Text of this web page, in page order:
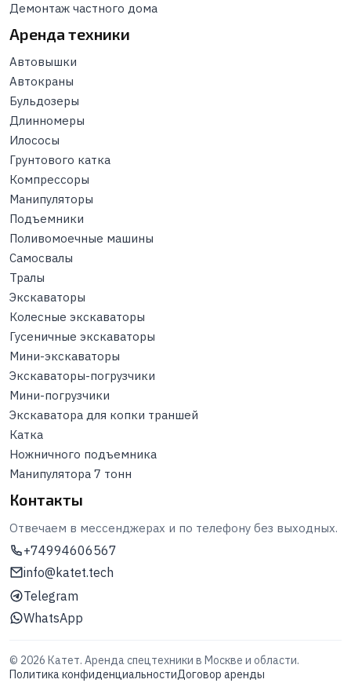
Демонтаж частного дома
Аренда техники
Автовышки
Автокраны
Бульдозеры
Длинномеры
Илососы
Грунтового катка
Компрессоры
Манипуляторы
Подъемники
Поливомоечные машины
Самосвалы
Тралы
Экскаваторы
Колесные экскаваторы
Гусеничные экскаваторы
Мини-экскаваторы
Экскаваторы-погрузчики
Мини-погрузчики
Экскаватора для копки траншей
Катка
Ножничного подъемника
Манипулятора 7 тонн
Контакты
Отвечаем в мессенджерах и по телефону без выходных.
+74994606567
info@katet.tech
Telegram
WhatsApp
© 2026 Катет. Аренда спецтехники в Москве и области.
Политика конфиденциальностиДоговор аренды